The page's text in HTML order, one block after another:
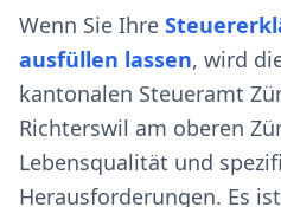
Wenn Sie Ihre
ausfüllen lassen, wird
kantonalen Steueramt
Richterswil am oberen
Lebensqualität und
Herausforderungen. Es